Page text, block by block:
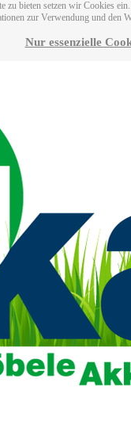
zu bieten setzen wir Cookies
zur Verwendung und den
Nur essenzielle